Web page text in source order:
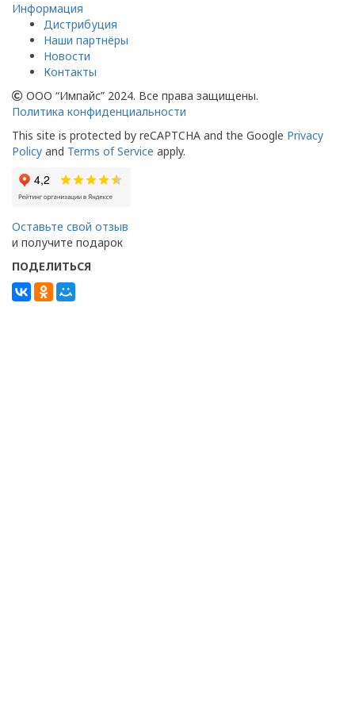
Информация
Дистрибуция
Наши партнёры
Новости
Контакты
ООО “Импайс” 2024. Все права защищены.
Политика конфиденциальности
This site is protected by reCAPTCHA and the Google Privacy
Policy and Terms of Service apply.
Оставьте свой отзыв
и получите подарок
ПОДЕЛИТЬСЯ